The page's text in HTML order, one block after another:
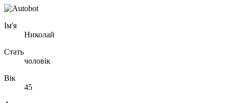
Ім'я
Николай
Стать
чоловік
Вік
45